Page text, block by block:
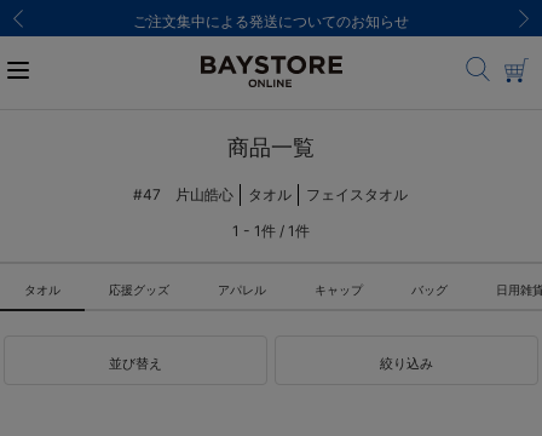
ご注文集中による発送についてのお知らせ
商品一覧
#47 片山皓心 タオル
フェイスタオル
1 - 1件 / 1件
タオル 応援グッズ アパレル キャップ バッグ 日用雑
並び替え 絞り込み